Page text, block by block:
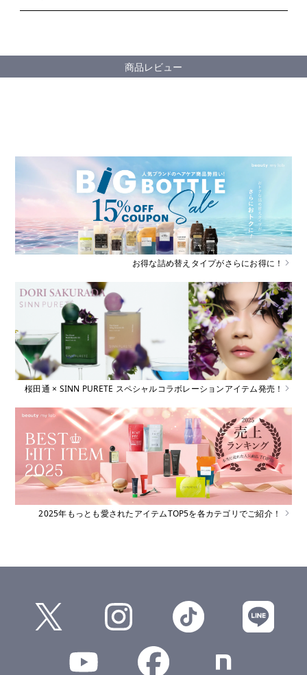
商品レビュー
お得な詰め替えタイプがさらにお得に！
桜田通 × SINN PURETE スペシャルコラボレーションアイテム発売！
2025年もっとも愛されたアイテムTOP5を各カテゴリでご紹介！